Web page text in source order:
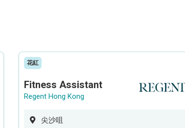
花紅
Fitness Assistant
Regent Hong Kong
尖沙咀